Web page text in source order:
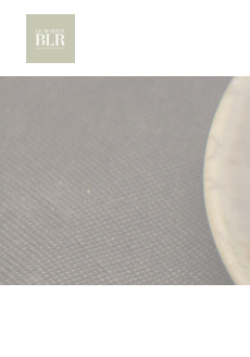
クッキー利用の管理について